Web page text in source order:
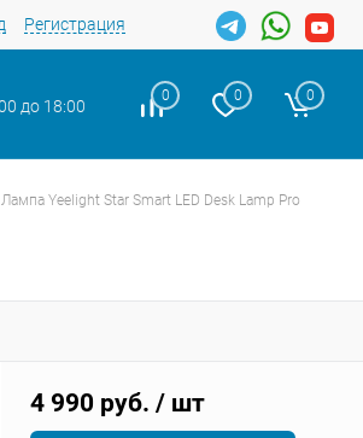
Регистрация
до 18:00
0 0 0
Лампа Yeelight Star Smart LED Desk Lamp Pro
4 990 руб. / шт